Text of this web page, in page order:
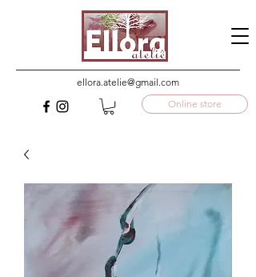
ellora.atelie@gmail.com
Online store